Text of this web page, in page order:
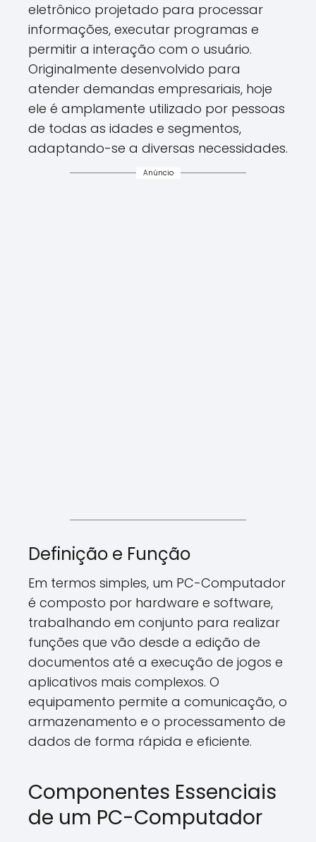
eletrônico projetado para processar
informações, executar programas e
permitir a interação com o usuário.
Originalmente desenvolvido para
atender demandas empresariais, hoje
ele é amplamente utilizado por pessoas
de todas as idades e segmentos,
adaptando-se a diversas necessidades.
Anúncio
Definição e Função
Em termos simples, um PC-Computador
é composto por hardware e software,
trabalhando em conjunto para realizar
funções que vão desde a edição de
documentos até a execução de jogos e
aplicativos mais complexos. O
equipamento permite a comunicação, o
armazenamento e o processamento de
dados de forma rápida e eficiente.
Componentes Essenciais
de um PC-Computador